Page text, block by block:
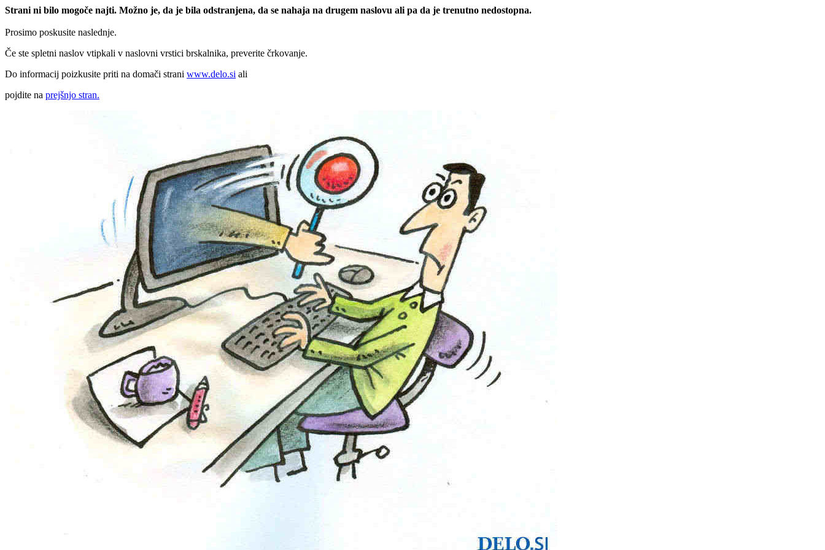
Strani ni bilo mogoče najti. Možno je, da je bila odstranjena, da se nahaja na drugem naslovu ali pa da je trenutno nedostopna.
Prosimo poskusite naslednje.
Če ste spletni naslov vtipkali v naslovni vrstici brskalnika, preverite črkovanje.
Do informacij poizkusite priti na domači strani www.delo.si ali
pojdite na prejšnjo stran.